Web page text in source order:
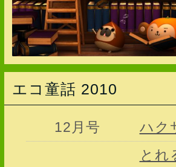
エコ童話 2010
12月号
ハク
とれ